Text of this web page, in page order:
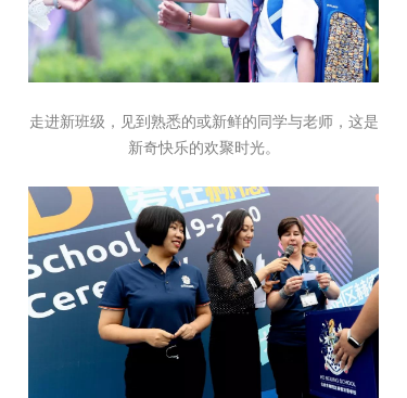
走进新班级，见到熟悉的或新鲜的同学与老师，这是
新奇快乐的欢聚时光。